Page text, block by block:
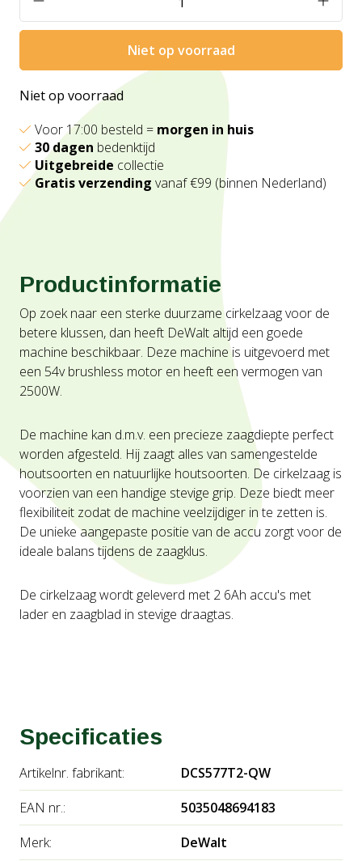
Niet op voorraad
Niet op voorraad
Voor 17:00 besteld = morgen in huis
30 dagen bedenktijd
Uitgebreide collectie
Gratis verzending vanaf €99 (binnen Nederland)
Productinformatie
Op zoek naar een sterke duurzame cirkelzaag voor de
betere klussen, dan heeft DeWalt altijd een goede
machine beschikbaar. Deze machine is uitgevoerd met
een 54v brushless motor en heeft een vermogen van
2500W.
De machine kan d.m.v. een precieze zaagdiepte perfect
worden afgesteld. Hij zaagt alles van samengestelde
houtsoorten en natuurlijke houtsoorten. De cirkelzaag is
voorzien van een handige stevige grip. Deze biedt meer
flexibiliteit zodat de machine veelzijdiger in te zetten is.
De unieke aangepaste positie van de accu zorgt voor de
ideale balans tijdens de zaagklus.
De cirkelzaag wordt geleverd met 2 6Ah accu's met
lader en zaagblad in stevige draagtas.
Specificaties
Artikelnr. fabrikant:
DCS577T2-QW
EAN nr.:
5035048694183
Merk:
DeWalt